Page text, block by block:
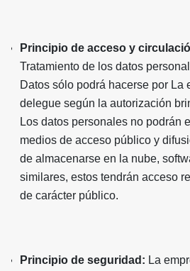
Principio de acceso y
Tratamiento de los datos
Datos sólo podrá hacerse por La
delegue según la autorización
Los datos personales no podrán
medios de acceso público y
de almacenarse en la nube,
similares, estos tendrán acceso
de carácter público.
Principio de seguridad: La